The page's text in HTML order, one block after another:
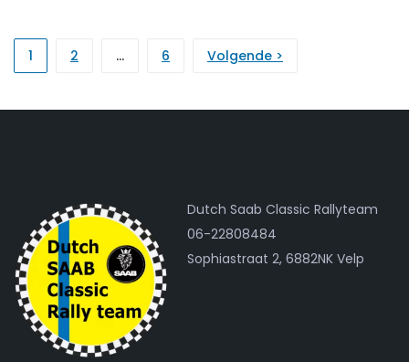
1 2 … 6 Volgende >
Dutch Saab Classic Rallyteam
06-22808484
Sophiastraat 2, 6882NK Velp